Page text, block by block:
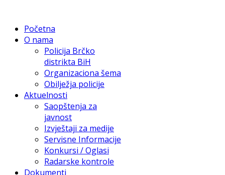
Početna
O nama
Policija Brčko
distrikta BiH
Organizaciona šema
Obilježja policije
Aktuelnosti
Saopštenja za
javnost
Izvještaji za medije
Servisne Informacije
Konkursi / Oglasi
Radarske kontrole
Dokumenti